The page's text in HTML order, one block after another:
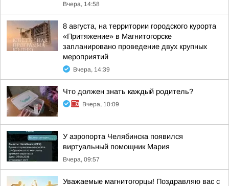
Вчера, 14:58
8 августа, на территории городского курорта
«Притяжение» в Магнитогорске
запланировано проведение двух крупных
мероприятий
Вчера, 14:39
Что должен знать каждый родитель?
Вчера, 10:09
У аэропорта Челябинска появился
виртуальный помощник Мария
Вчера, 09:57
Уважаемые магнитогорцы! Поздравляю вас с